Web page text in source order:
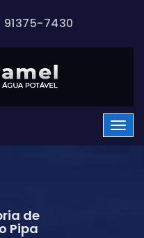
91375-7430
de
Pipa